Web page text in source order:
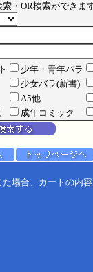
・OR検索ができます
少年・青年バラ
少女バラ(新書)
A5他
成年コミック
場合、カートの内